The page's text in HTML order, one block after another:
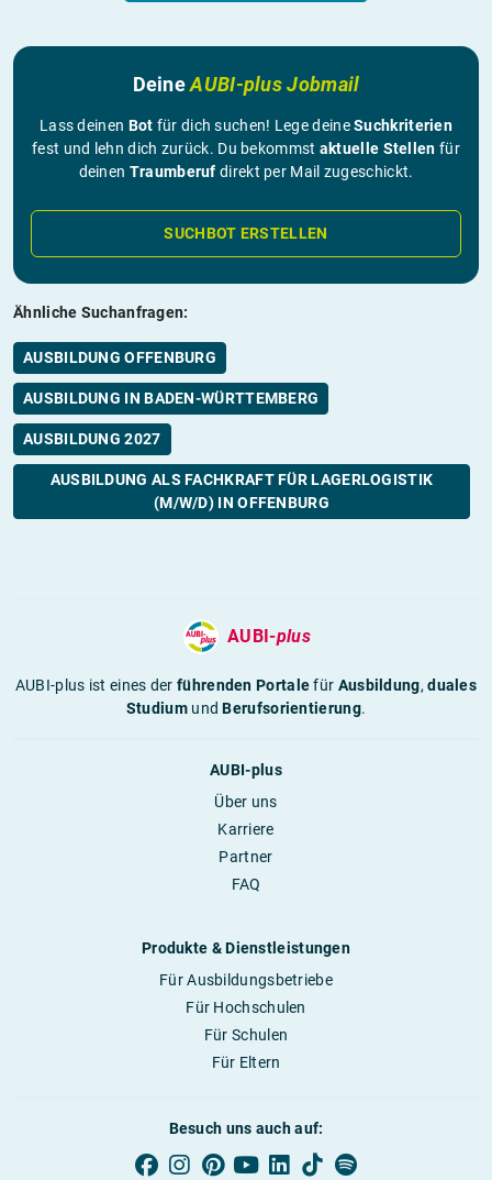
DeineAUBI-plus Jobmail
Lass deinen Bot für dich suchen! Lege deineSuchkriterien
fest und lehn dich zurück. Du bekommst aktuelle Stellen für
deinen Traumberuf direkt per Mail zugeschickt.
SUCHBOT ERSTELLEN
Ähnliche Suchanfragen:
AUSBILDUNG OFFENBURG
AUSBILDUNG IN BADEN-WÜRTTEMBERG
AUSBILDUNG 2027
AUSBILDUNG ALS FACHKRAFT FÜR LAGERLOGISTIK
(M/W/D) IN OFFENBURG
AUBI-plus
AUBI-plus ist eines derführenden Portalefür Ausbildung,duales
StudiumundBerufsorientierung.
AUBI-plus
Über uns
Karriere
Partner
FAQ
Produkte & Dienstleistungen
Für Ausbildungsbetriebe
Für Hochschulen
Für Schulen
Für Eltern
Besuch uns auch auf: